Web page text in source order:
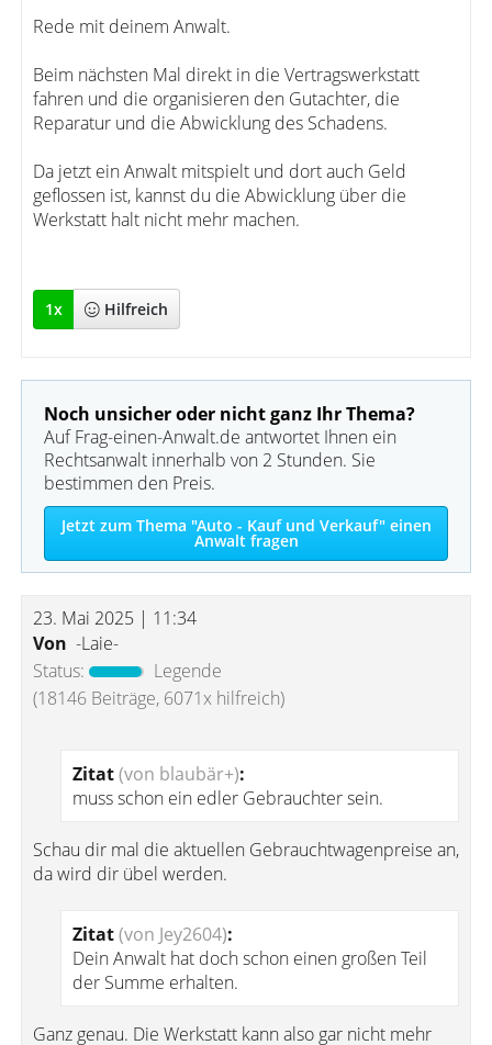
Rede mit deinem Anwalt.
Beim nächsten Mal direkt in die Vertragswerkstatt
fahren und die organisieren den Gutachter, die
Reparatur und die Abwicklung des Schadens.
Da jetzt ein Anwalt mitspielt und dort auch Geld
geflossen ist, kannst du die Abwicklung über die
Werkstatt halt nicht mehr machen.
1x Hilfreich
Noch unsicher oder nicht ganz Ihr Thema?
Auf Frag-einen-Anwalt.de antwortet Ihnen ein
Rechtsanwalt innerhalb von 2 Stunden. Sie
bestimmen den Preis.
Jetzt zum Thema "Auto - Kauf und Verkauf" einen
Anwalt fragen
23. Mai 2025 | 11:34
Von -Laie-
Status:
Legende
(18146 Beiträge, 6071x hilfreich)
Zitat(von blaubär+):
muss schon ein edler Gebrauchter sein.
Schau dir mal die aktuellen Gebrauchtwagenpreise an,
da wird dir übel werden.
Zitat(von Jey2604):
Dein Anwalt hat doch schon einen großen Teil
der Summe erhalten.
Ganz genau. Die Werkstatt kann also gar nicht mehr